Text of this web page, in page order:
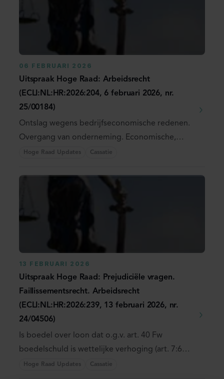
06 FEBRUARI 2026
Uitspraak Hoge Raad: Arbeidsrecht
(ECLI:NL:HR:2026:204, 6 februari 2026, nr.
25/00184)
Ontslag wegens bedrijfseconomische redenen.
Overgang van onderneming. Economische,
technische of ...
Hoge Raad Updates Cassatie
13 FEBRUARI 2026
Uitspraak Hoge Raad: Prejudiciële vragen.
Faillissementsrecht. Arbeidsrecht
(ECLI:NL:HR:2026:239, 13 februari 2026, nr.
24/04506)
Is boedel over loon dat o.g.v. art. 40 Fw
boedelschuld is wettelijke verhoging (art. 7:625
BW) en ...
Hoge Raad Updates Cassatie